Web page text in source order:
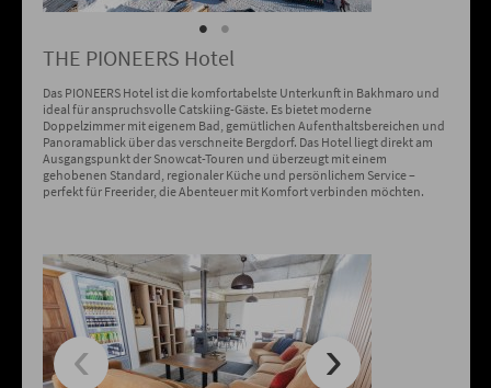
THE PIONEERS Hotel
Das PIONEERS Hotel ist die komfortabelste Unterkunft in Bakhmaro und
ideal für anspruchsvolle Catskiing-Gäste. Es bietet moderne
Doppelzimmer mit eigenem Bad, gemütlichen Aufenthaltsbereichen und
Panoramablick über das verschneite Bergdorf. Das Hotel liegt direkt am
Ausgangspunkt der Snowcat-Touren und überzeugt mit einem
gehobenen Standard, regionaler Küche und persönlichem Service –
perfekt für Freerider, die Abenteuer mit Komfort verbinden möchten.